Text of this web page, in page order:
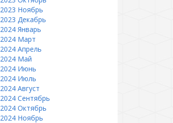
2023 Ноябрь
2023 Декабрь
2024 Январь
2024 Март
2024 Апрель
2024 Май
2024 Июнь
2024 Июль
2024 Август
2024 Сентябрь
2024 Октябрь
2024 Ноябрь